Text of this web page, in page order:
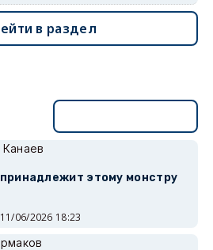
в раздел
этому монстру
11/06/2026 18:23